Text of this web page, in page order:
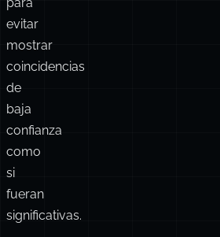
evitar
mostrar
coincidencias
de
baja
confianza
como
si
fueran
significativas.